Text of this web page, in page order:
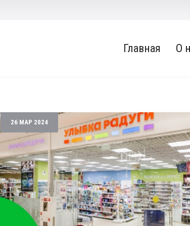
Главная О
26 МАР 2024